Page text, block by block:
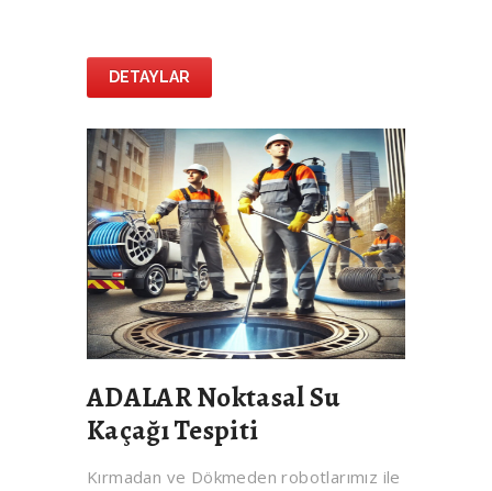
DETAYLAR
ADALAR Noktasal Su
Kaçağı Tespiti
Kırmadan ve Dökmeden robotlarımız ile